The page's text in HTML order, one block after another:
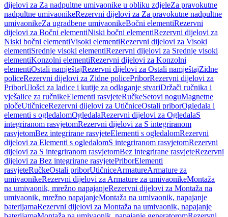
dijelovi za Za nadpultne umivaonike u obliku zdjeleZa pravokutne
nadpultne umivaonikeRezervni dijelovi za Za pravokutne nadpultne
umivaonikeZa ugradbene umivaonikeBočni elementiRezervni
dijelovi za Bočni elementiNiski bočni elementiRezervni dijelovi za
Niski bočni elementiVisoki elementiRezervni dijelovi za Visoki
elementiSrednje visoki elementiRezervni dijelovi za Srednje visoki
elementiKonzolni elementiRezervni dijelovi za Konzolni
elementiOstali namještajRezervni dijelovi za Ostali namještajZidne
policeRezervni dijelovi za Zidne policePriborRezervni dijelovi za
PriborUlošci za ladice i kutije za odlaganje stvariDržači ručnika i
vješalice za ručnikeElementi rasvjeteRučkeSetovi noguMagnetne
pločeUtičniceRezervni dijelovi za UtičniceOstali priborOgledala i
elementi s ogledalomOgledalaRezervni dijelovi za OgledalaS
integriranom rasvjetomRezervni dijelovi za S integriranom
rasvjetomBez integrirane rasvjeteElementi s ogledalomRezervni
dijelovi za Elementi s ogledalomS integriranom rasvjetomRezervni
dijelovi za S integriranom rasvjetomBez integrirane rasvjeteRezervni
dijelovi za Bez integrirane rasvjetePriborElementi
rasvjeteRučkeOstali priborUtičniceArmatureArmature za
umivaonikeRezervni dijelovi za Armature za umivaonikeMontaža
na umivaonik, mrežno napajanjeRezervni dijelovi za Montaža na
umivaonik, mrežno napajanjeMontaža na umivaonik, napajanje
baterijamaRezervni dijelovi za Montaža na umivaonik, napajanje